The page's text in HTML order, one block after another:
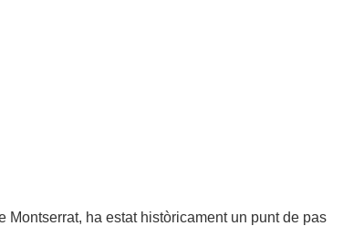
Montserrat, ha estat històricament un punt de pas